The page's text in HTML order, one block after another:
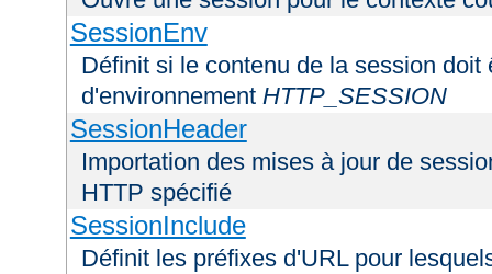
SessionEnv
Définit si le contenu de la session
d'environnement HTTP_SESSION
SessionHeader
Importation des mises à jour de
HTTP spécifié
SessionInclude
Définit les préfixes d'URL pour